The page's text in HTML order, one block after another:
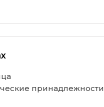
принадлежности